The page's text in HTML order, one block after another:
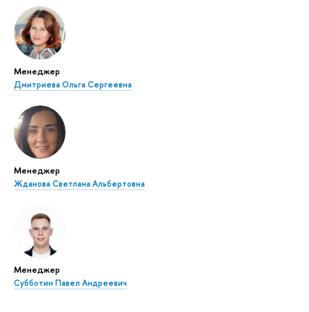
Менеджер
Дмитриева Ольга Сергеевна
Менеджер
Жданова Светлана Альбертовна
Менеджер
Субботин Павел Андреевич